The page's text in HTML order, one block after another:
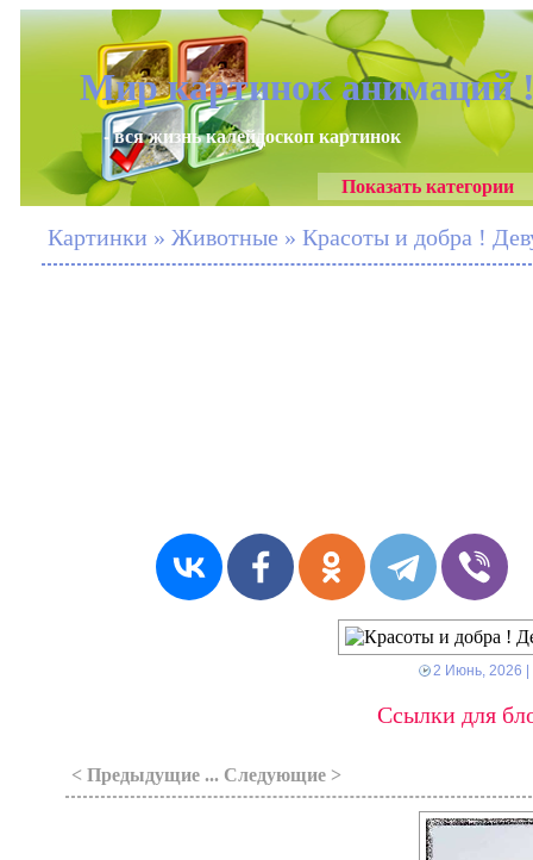
Мир картинок анимаций
- вся жизнь калейдоскоп картинок
Показать категории
Картинки » Животные » Красоты и добра !
2 Июнь, 2026
Ссылки для
< Предыдущие ... Следующие >